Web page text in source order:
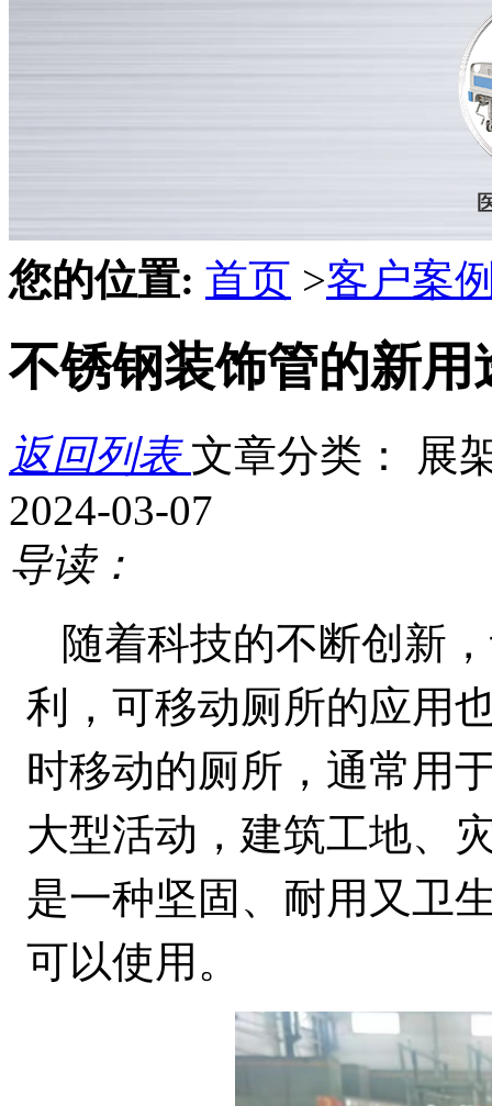
您的位置: 首页 >客户案
不锈钢装饰管的新
返回列表文章分类： 展
2024-03-07
导读：
随着科技的不断创新
利，可移动厕所的应用
时移动的厕所，通常用
大型活动，建筑工地、
是一种坚固、耐用又卫
可以使用。